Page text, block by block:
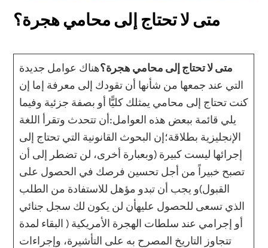
متى لا تحتاج إلى محامي هجرة؟
متى لا تحتاج إلى محامي هجرة؟هناك عوامل جديدة
التي عند جمعها من شأنها أن تقودك إلى معرفة إما إن
كنت تحتاج إلى محامي يمثلك كليًّا أو بصفة جزئية وفيما
يلي قائمة ببعض هذه العوامل:أن تتحدث وتقرأ اللغة
الإنجليزية بطلاقة؛إن البحوث القانونية التي تحتاج إلى
إجرائها ليست كبيرة (وبعبارة أخرى، لن تضطر إلى أن
تصبح خبيراً من أجل تحسين فرصك في الحصول على
القبول)و يجب أن تبدو مؤهل للاستفادة من الطلب
الذي تسعى للحصول عليهأن لن يكون لك سجل جنائي
أو إجرامي عند سلطات الهجرة الأمريكية ( البقاء لمدة
تتجاوز التاريخ المصرح به على التأشيرة، وإجراءات